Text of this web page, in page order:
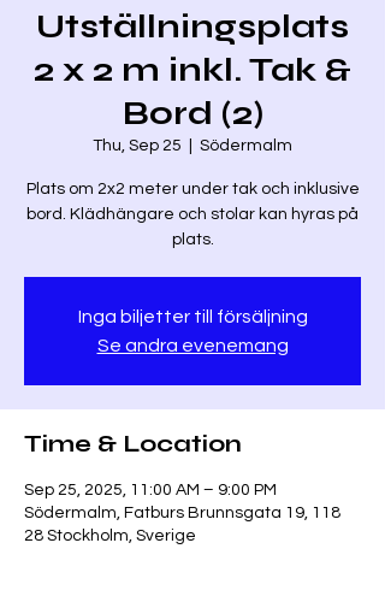
Utställningsplats
2 x 2 m inkl. Tak &
Bord (2)
Thu, Sep 25 Södermalm
Plats om 2x2 meter under tak och inklusive
bord. Klädhängare och stolar kan hyras på
plats.
Inga biljetter till försäljning
Se andra evenemang
Time & Location
Sep 25, 2025, 11:00 AM – 9:00 PM
Södermalm, Fatburs Brunnsgata 19, 118
28 Stockholm, Sverige